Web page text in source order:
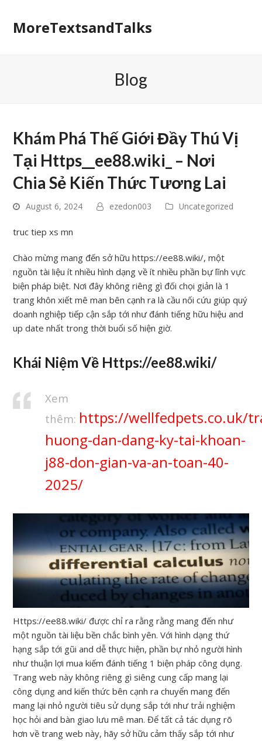
MoreTextsandTalks
Blog
Khám Phá Thế Giới Đầy Thú Vị
Tại Https__ee88.wiki_ – Nơi
Chia Sẻ Kiến Thức Tương Lai
August 6, 2024 ezedon003 Uncategorized
truc tiep xs mn
Chào mừng mang đến sở hữu https://ee88.wiki/, một
nguồn tài liệu ít nhiều hình dạng về ít nhiều phần bự lĩnh vực
biện pháp biệt. Nơi đây không riêng gì đối chọi giản là 1
trang khôn xiết mê man bên cạnh ra là cầu nối cứu giúp quý
doanh nghiệp tiếp cận sắp tới như đánh tiếng hữu hiệu and
up date nhất trong thời buổi số hiện giờ.
Khái Niệm Về Https://ee88.wiki/
Xem
thêm: https://wellfedpets.co.uk/
huong-dan-dang-ky-tai-khoan-
j88-don-gian-va-an-toan-40-
2025/
Https://ee88.wiki/ được chỉ ra rằng rằng mang đến như
một nguồn tài liệu bền chắc bình yên. Với hình dạng thứ
hạng sắp tới gũi and dễ thực hiện, phần bự nhỏ người hình
như thuận lợi mua kiếm đánh tiếng 1 biện pháp công dụng.
Trang web này không riêng gì siêng cung cấp mang lại
công dụng and kiến thức bên cạnh ra chuyển mang đến
mang lại nhỏ người tiêu sử dụng sắp tới như trải nghiệm
học hỏi and bàn giao lưu mê man. Để tất cả tác dụng rõ
hơn về trang web này, hãy sở hữu cảm thấy sắp tới như